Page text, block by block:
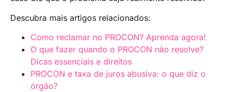
Descubra mais artigos relacionados:
Como reclamar no PROCON? Aprenda agora!
O que fazer quando o PROCON não resolve?
Dicas essenciais e direitos
PROCON e taxa de juros abusiva: o que diz o
órgão?